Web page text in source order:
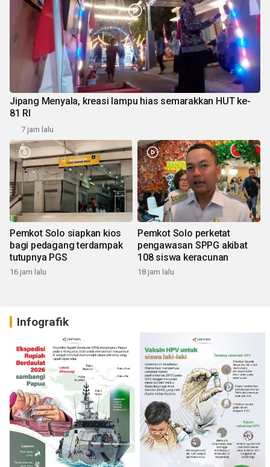
Jipang Menyala, kreasi lampu hias semarakkan HUT ke-
81 RI
7 jam lalu
Pemkot Solo siapkan kios
bagi pedagang terdampak
tutupnya PGS
16 jam lalu
Pemkot Solo perketat
pengawasan SPPG akibat
108 siswa keracunan
18 jam lalu
Infografik